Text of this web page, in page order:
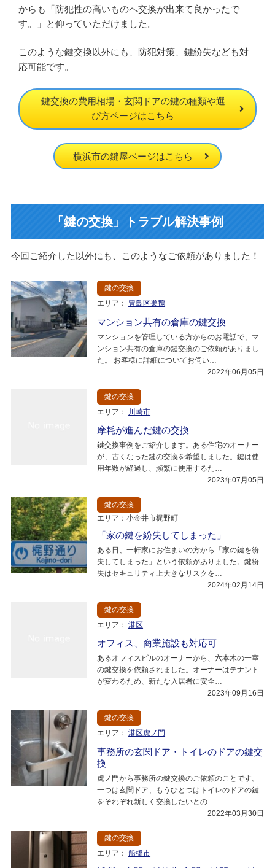
からも「防犯性の高いものへ交換が出来て良かったで
す。」と仰っていただけました。
このような鍵交換以外にも、防犯対策、鍵紛失なども対
応可能です。
鍵交換の費用相場・玄関ドアの鍵の種類や選
び方ページはこちら
横浜市の鍵屋ページはこちら
「鍵の交換」トラブル解決事例
今回ご紹介した以外にも、このようなご依頼がありました！
鍵の交換
エリア：
豊島区巣鴨
マンション共有の倉庫の鍵交換
マンションを管理している方からのお電話で、マ
ンション共有の倉庫の鍵交換のご依頼がありまし
た。 お客様に詳細についてお伺い…
2022年06月05日
鍵の交換
エリア：
川崎市
摩耗が進んだ鍵の交換
鍵交換事例をご紹介します。ある住宅のオーナー
が、古くなった鍵の交換を希望しました。鍵は使
用年数が経過し、頻繁に使用するた…
2023年07月05日
鍵の交換
エリア：小金井市梶野町
「家の鍵を紛失してしまった」
ある日、一軒家にお住まいの方から「家の鍵を紛
失してしまった」という依頼がありました。鍵紛
失はセキュリティ上大きなリスクを…
2024年02月14日
鍵の交換
エリア： 港区
オフィス、商業施設も対応可
あるオフィスビルのオーナーから、六本木の一室
の鍵交換を依頼されました。オーナーはテナント
が変わるため、新たな入居者に安全…
2023年09月16日
鍵の交換
エリア： 港区虎ノ門
事務所の玄関ドア・トイレのドアの鍵交
換
虎ノ門から事務所の鍵交換のご依頼のことです。
一つは玄関ドア、もうひとつはトイレのドアの鍵
をそれぞれ新しく交換したいとの…
2022年03月30日
鍵の交換
エリア： 船橋市